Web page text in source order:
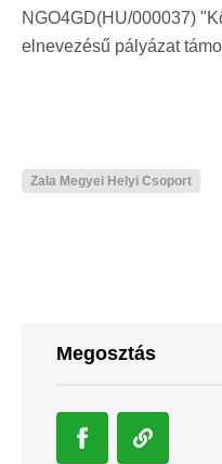
NGO4GD(HU/000037)
elnevezésű pályázat
Zala Megyei Helyi Csoport
Megosztás